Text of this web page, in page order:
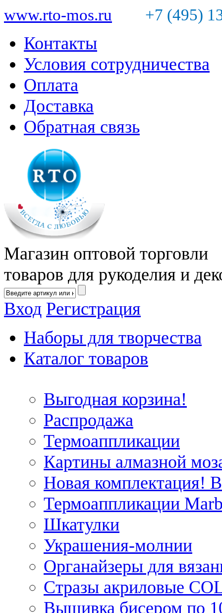
www.rto-mos.ru +7 (495)
Контакты
Условия сотрудничества
Оплата
Доставка
Обратная связь
Магазин оптовой торговли
товаров для рукоделия и
Вход Регистрация
Наборы для творчества
Каталог товаров
Выгодная корзина!
Распродажа
Термоаппликации
Картины алмазной
Новая комплектация!
Термоаппликации
Шкатулки
Украшения-молнии
Органайзеры для
Стразы акриловые
Вышивка бисером по